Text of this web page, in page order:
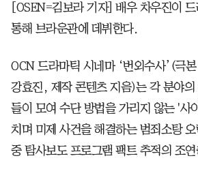
[OSEN=김보라 기자] 배우 차우진이
통해 브라운관에 데뷔한다.
OCN 드라마틱 시네마 ‘번외수사’(극
강효진, 제작 콘텐츠 지음)는 각 분야의
들이 모여 수단 방법을 가리지 않는 '사
치며 미제 사건을 해결하는 범죄소탕
중 탐사보도 프로그램 팩트 추적의 조